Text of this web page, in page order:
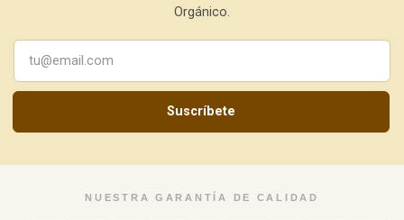
Orgánico.
Suscríbete
NUESTRA GARANTÍA DE CALIDAD